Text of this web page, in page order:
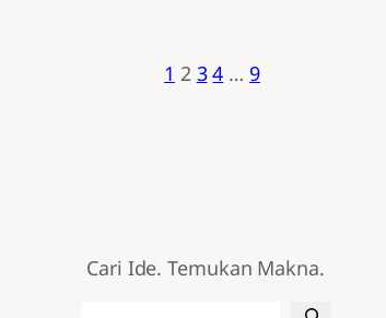
1 2 3 4 … 9
Cari Ide. Temukan Makna.